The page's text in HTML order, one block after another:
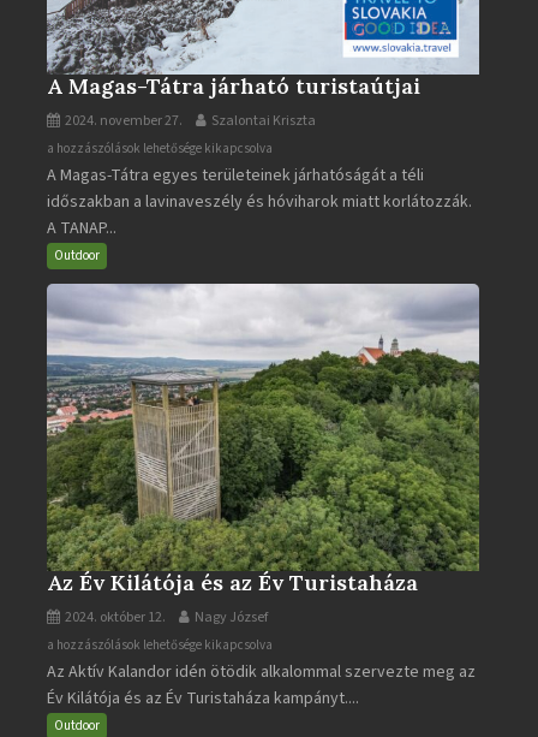
A Magas-Tátra járható turistaútjai
2024. november 27. Szalontai Kriszta
A
Magas-
Tátra
járható
turistaútjai
a hozzászólások lehetősége kikapcsolva
A Magas-Tátra egyes területeinek járhatóságát a téli
időszakban a lavinaveszély és hóviharok miatt korlátozzák.
A TANAP...
Outdoor
Az Év Kilátója és az Év Turistaháza
2024. október 12. Nagy József
Az
Év
Kilátója
és
a hozzászólások lehetősége kikapcsolva
Az Aktív Kalandor idén ötödik alkalommal szervezte meg az
Év Kilátója és az Év Turistaháza kampányt....
Outdoor